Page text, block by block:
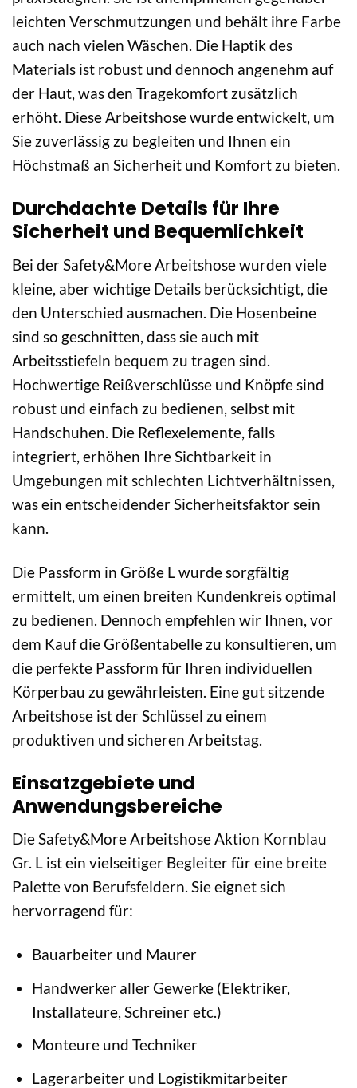
leichten Verschmutzungen und behält ihre Farbe
auch nach vielen Wäschen. Die Haptik des
Materials ist robust und dennoch angenehm auf
der Haut, was den Tragekomfort zusätzlich
erhöht. Diese Arbeitshose wurde entwickelt, um
Sie zuverlässig zu begleiten und Ihnen ein
Höchstmaß an Sicherheit und Komfort zu bieten.
Durchdachte Details für Ihre
Sicherheit und Bequemlichkeit
Bei der Safety&More Arbeitshose wurden viele
kleine, aber wichtige Details berücksichtigt, die
den Unterschied ausmachen. Die Hosenbeine
sind so geschnitten, dass sie auch mit
Arbeitsstiefeln bequem zu tragen sind.
Hochwertige Reißverschlüsse und Knöpfe sind
robust und einfach zu bedienen, selbst mit
Handschuhen. Die Reflexelemente, falls
integriert, erhöhen Ihre Sichtbarkeit in
Umgebungen mit schlechten Lichtverhältnissen,
was ein entscheidender Sicherheitsfaktor sein
kann.
Die Passform in Größe L wurde sorgfältig
ermittelt, um einen breiten Kundenkreis optimal
zu bedienen. Dennoch empfehlen wir Ihnen, vor
dem Kauf die Größentabelle zu konsultieren, um
die perfekte Passform für Ihren individuellen
Körperbau zu gewährleisten. Eine gut sitzende
Arbeitshose ist der Schlüssel zu einem
produktiven und sicheren Arbeitstag.
Einsatzgebiete und
Anwendungsbereiche
Die Safety&More Arbeitshose Aktion Kornblau
Gr. L ist ein vielseitiger Begleiter für eine breite
Palette von Berufsfeldern. Sie eignet sich
hervorragend für:
Bauarbeiter und Maurer
Handwerker aller Gewerke (Elektriker,
Installateure, Schreiner etc.)
Monteure und Techniker
Lagerarbeiter und Logistikmitarbeiter